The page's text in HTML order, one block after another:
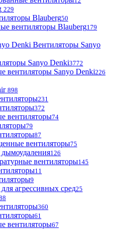
229
Blauberg50
вентиляторы Blauberg179
Вентиляторы Sanyo
Sanyo Denki3772
вентиляторы Sanyo Denki226
898
231
372
вентиляторы74
79
87
вентиляторы75
126
вентиляторы145
11
9
агрессивных сред25
360
61
вентиляторы67